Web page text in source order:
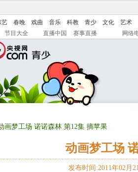
艺 春晚 戏曲 音乐 科教 青少 文化
艺术
节目大全 直播中国 赛事直播 网络
画梦工场 诺诺森林 第12集 摘苹果
动画梦工场
发布时间:2011年02月